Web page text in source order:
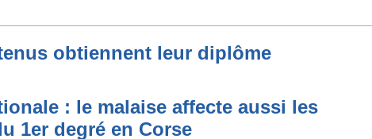
obtiennent leur diplôme
: le malaise affecte aussi les
1er degré en Corse